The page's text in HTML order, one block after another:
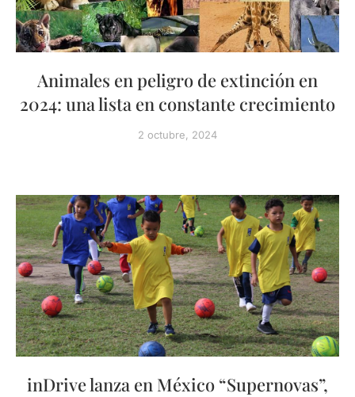
Animales en peligro de extinción en
2024: una lista en constante crecimiento
2 octubre, 2024
inDrive lanza en México “Supernovas”,